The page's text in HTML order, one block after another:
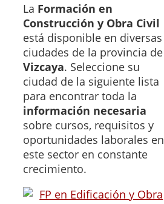
La Formación en
Construcción y Obra Civil
está disponible en diversas
ciudades de la provincia de
Vizcaya. Seleccione su
ciudad de la siguiente lista
para encontrar toda la
información necesaria
sobre cursos, requisitos y
oportunidades laborales en
este sector en constante
crecimiento.